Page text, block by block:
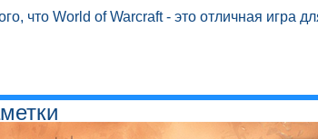
что World of Warcraft - это отличная игра